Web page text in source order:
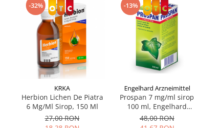
-32%
KRKA
Herbion Lichen De Piatra
6 Mg/Ml Sirop, 150 Ml
27,00 RON
-13%
Engelhard Arzneimittel
Prospan 7 mg/ml sirop
100 ml, Engelhard
Arzneilmittel
48,00 RON